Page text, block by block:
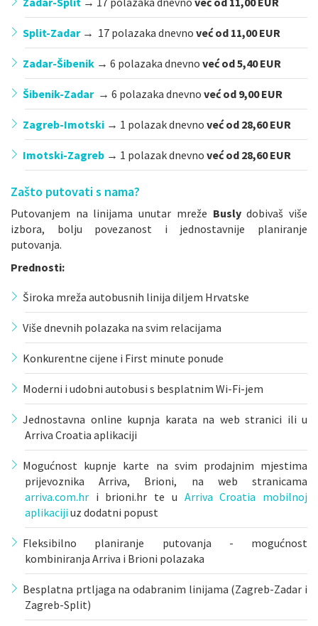
Split-Zadar→ 17 polazaka dnevno već od 11,00 EUR
Zadar-Šibenik →6 polazaka dnevno već od 5,40 EUR
Šibenik-Zadar→6 polazaka dnevno već od 9,00 EUR
Zagreb-Imotski → 1 polazak dnevno već od 28,60 EUR
Imotski-Zagreb → 1 polazak dnevno već od 28,60 EUR
Zašto putovati s nama?
Putovanjem na linijama unutar mreže Busly dobivaš više
izbora, bolju povezanost i jednostavnije planiranje
putovanja.
Prednosti:
Široka mreža autobusnih linija diljem Hrvatske
Više dnevnih polazaka na svim relacijama
Konkurentne cijene i First minute ponude
Moderni i udobni autobusi s besplatnim Wi-Fi-jem
Jednostavna online kupnja karata na web stranici ili u
Arriva Croatia aplikaciji
Mogućnost kupnje karte na svim prodajnim mjestima
prijevoznika Arriva, Brioni, na web stranicama
arriva.com.hr i brioni.hr te u Arriva Croatia mobilnoj
aplikacijiuz dodatni popust
Fleksibilno planiranje putovanja - mogućnost
kombiniranja Arriva i Brioni polazaka
Besplatna prtljaga na odabranim linijama (Zagreb-Zadar i
Zagreb-Split)